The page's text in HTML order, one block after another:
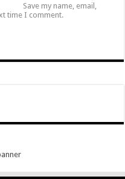
Save my name, email,
time I comment.